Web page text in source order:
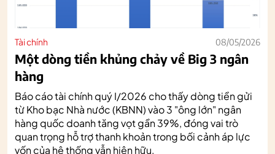
Tài chính 08/05/2026
Một dòng tiền khủng chảy về Big 3 ngân
hàng
Báo cáo tài chính quý I/2026 cho thấy dòng tiền gửi
từ Kho bạc Nhà nước (KBNN) vào 3 "ông lớn" ngân
hàng quốc doanh tăng vọt gần 39%, đóng vai trò
quan trọng hỗ trợ thanh khoản trong bối cảnh áp lực
vốn của hệ thống vẫn hiện hữu.